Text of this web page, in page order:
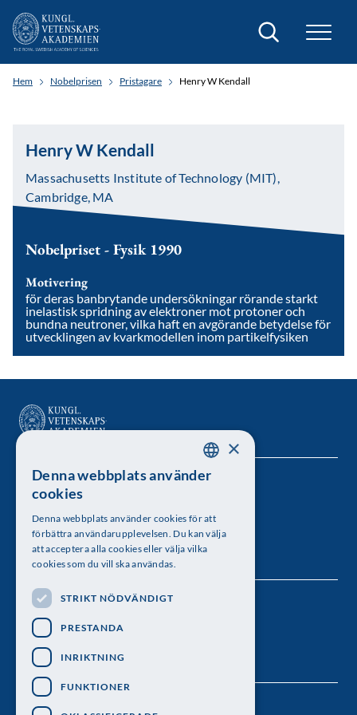
Sök
Hem Nobelprisen Pristagare Henry W Kendall
Henry W Kendall
Massachusetts Institute of Technology (MIT),
Cambridge, MA
Nobelpriset - Fysik 1990
Motivering
för deras banbrytande undersökningar rörande starkt
inelastisk spridning av elektroner mot protoner och
bundna neutroner, vilka haft en avgörande betydelse för
utvecklingen av kvarkmodellen inom partikelfysiken
Kungl. Vetenskapsakademien
Besöksadress: Lilla Frescativägen 4A
Telefon: 08-673 95 00
Följ oss
SWEDISH
×
Denna webbplats använder
cookies
Denna webbplats använder cookies för att
förbättra användarupplevelsen. Du kan välja
att acceptera alla cookies eller välja vilka
cookies som du vill ska användas.
STRIKT NÖDVÄNDIGT
PRESTANDA
INRIKTNING
FUNKTIONER